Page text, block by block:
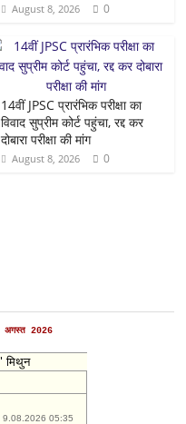
August 8, 2026 0
14वीं JPSC प्रारंभिक परीक्षा का
विवाद सुप्रीम कोर्ट पहुंचा, रद्द कर
दोबारा परीक्षा की मांग
August 8, 2026 0